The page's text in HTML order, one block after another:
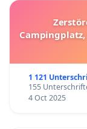
1 121
155
4 Oct 2025